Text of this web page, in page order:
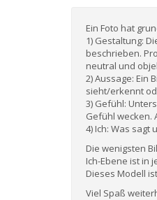
Ein Foto hat
1) Gestaltung:
beschrieben.
neutral und
2) Aussage: Ein
sieht/erkennt
3) Gefühl:
Gefühl wecken.
4) Ich: Was sagt
Die wenigsten
Ich-Ebene ist in
Dieses Modell
Viel Spaß